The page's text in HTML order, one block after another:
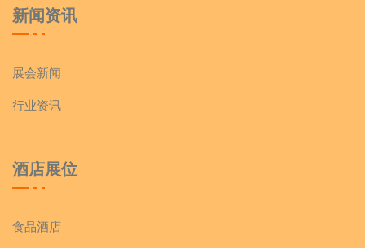
新闻资讯
展会新闻
行业资讯
酒店展位
食品酒店